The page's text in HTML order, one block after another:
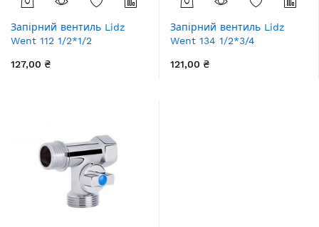
Запірний вентиль Lidz
Went 112 1/2*1/2
127,00 ₴
Запірний вентиль Lidz
Went 134 1/2*3/4
121,00 ₴